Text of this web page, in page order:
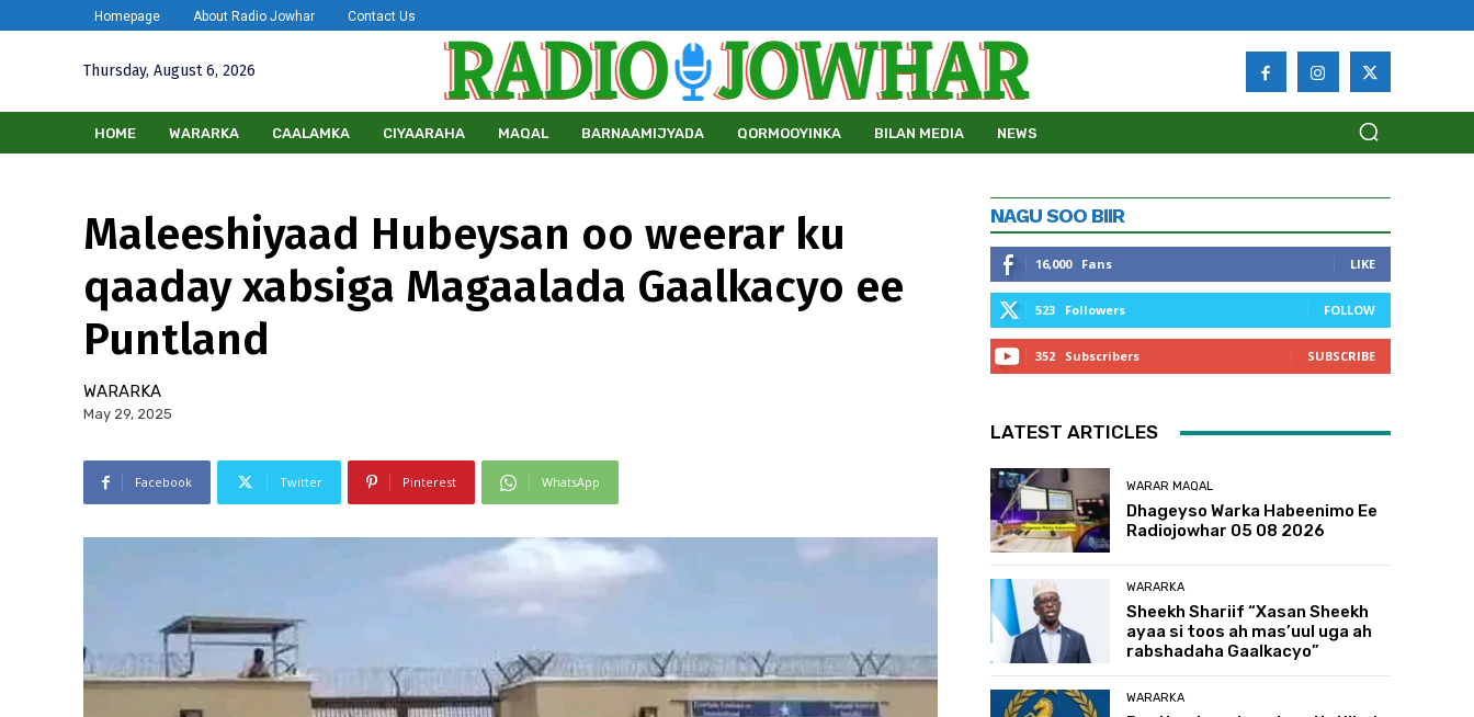
Homepage About Radio Jowhar Contact Us
Thursday, August 6, 2026
HOME WARARKA CAALAMKA CIYAARAHA MAQAL BARNAAMIJYADA QORMOOYINKA BILAN MEDIA NEWS
Maleeshiyaad Hubeysan oo weerar ku
qaaday xabsiga Magaalada Gaalkacyo ee
Puntland
WARARKA
May 29, 2025
Facebook Twitter Pinterest WhatsApp
NAGU SOO BIIR
16,000 Fans LIKE
523 Followers FOLLOW
352 Subscribers SUBSCRIBE
LATEST ARTICLES
WARAR MAQAL
Dhageyso Warka Habeenimo Ee
Radiojowhar 05 08 2026
WARARKA
Sheekh Shariif “Xasan Sheekh
ayaa si toos ah mas’uul uga ah
rabshadaha Gaalkacyo”
WARARKA